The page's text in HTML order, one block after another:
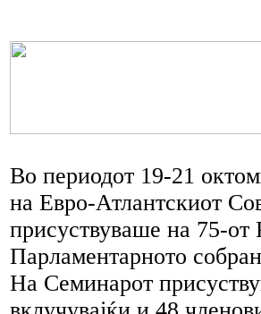
Во периодот 19-21
на Евро-Атлантскиот
присуствуваше на 75-от
Парламентарното
На Семинарот